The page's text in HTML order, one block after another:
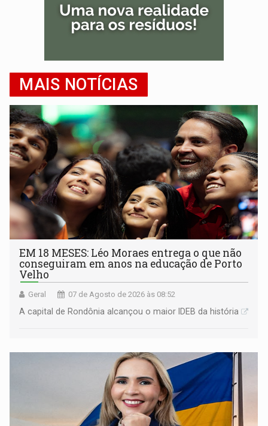
MAIS NOTÍCIAS
EM 18 MESES: Léo Moraes entrega o que não
conseguiram em anos na educação de Porto
Velho
Geral 07 de Agosto de 2026 às 08:52
A capital de Rondônia alcançou o maior IDEB da história